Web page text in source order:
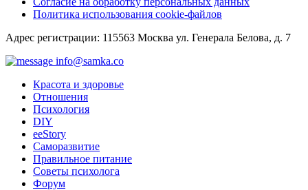
Политика использования cookie-файлов
Адрес регистрации: 115563 Москва ул. Генерала Белова, д. 7
info@samka.co
Красота и здоровье
Отношения
Психология
DIY
ееStory
Саморазвитие
Правильное питание
Советы психолога
Форум